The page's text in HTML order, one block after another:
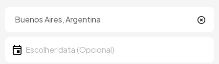
Data
Escolher data